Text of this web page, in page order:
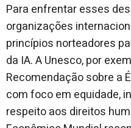
Para enfrentar esses
organizações
princípios norteadores
da IA. A Unesco, por
Recomendação sobre a
com foco em equidade,
respeito aos direitos